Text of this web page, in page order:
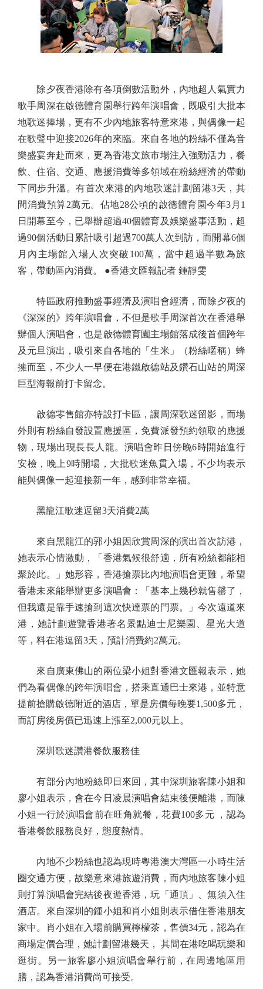
除夕夜香港除有各項倒數活動外，內地超人氣實力
歌手周深在啟德體育園舉行跨年演唱會，既吸引大批本
地歌迷捧場，更有不少內地旅客特意來港，與偶像一起
在歌聲中迎接2026年的來臨。來自各地的粉絲不僅為音
樂盛宴奔赴而來，更為香港文旅市場注入強勁活力，餐
飲、住宿、交通、應援消費等多領域在粉絲經濟的帶動
下同步升溫。有首次來港的內地歌迷計劃留港3天，其
間消費預算2萬元。佔地28公頃的啟德體育園今年3月1
日開幕至今，已舉辦超過40個體育及娛樂盛事活動，超
過90個活動日累計吸引超過700萬人次到訪，而開幕6個
月內主場館入場人次突破100萬，當中超過半數為旅
客，帶動區內消費。 ●香港文匯報記者 鍾靜雯
特區政府推動盛事經濟及演唱會經濟，而除夕夜的
《深深的》跨年演唱會，不但是歌手周深首次在香港舉
辦個人演唱會，也是啟德體育園主場館落成後首個跨年
及元旦演出，吸引來自各地的「生米」（粉絲暱稱）蜂
擁而至，不少人一早便在港鐵啟德站及鑽石山站的周深
巨型海報前打卡留念。
啟德零售館亦特設打卡區，讓周深歌迷留影，而場
外則有粉絲自發設置應援區，免費派發預約領取的應援
物，現場出現長長人龍。演唱會昨日傍晚6時開始進行
安檢，晚上9時開場，大批歌迷魚貫入場，不少均表示
能與偶像一起迎接新一年，感到非常幸福。
黑龍江歌迷逗留3天消費2萬
來自黑龍江的郭小姐因欣賞周深的演出首次訪港，
她表示心情激動，「香港氣候很舒適，所有粉絲都能相
聚於此。」她形容，香港搶票比內地演唱會更難，希望
香港未來能舉辦更多演唱會：「基本上幾秒就售罄了，
但我還是靠手速搶到這次快達票的門票。」今次遠道來
港，她計劃遊覽香港著名景點迪士尼樂園、星光大道
等，料在港逗留3天，預計消費約2萬元。
來自廣東佛山的兩位梁小姐對香港文匯報表示，她
們為看偶像的跨年演唱會，搭乘直通巴士來港，並特意
提前搶購啟德附近的酒店，單是房價每晚要1,500多元，
而訂房後房價已迅速上漲至2,000元以上。
深圳歌迷讚港餐飲服務佳
有部分內地粉絲即日來回，其中深圳旅客陳小姐和
廖小姐表示，會在今日凌晨演唱會結束後便離港，而陳
小姐一行於演唱會前在旺角就餐，花費100多元 ，認為
香港餐飲服務良好，態度熱情。
內地不少粉絲也認為現時粵港澳大灣區一小時生活
圈交通方便，故樂意來港旅遊消費，而內地旅客陳小姐
則打算演唱會完結後夜遊香港，玩「通頂」、無須入住
酒店。來自深圳的鍾小姐和肖小姐則表示借住香港朋友
家中。肖小姐在入場前購買檸檬茶，售價34元，認為在
商場定價合理，她計劃留港幾天， 其間在港吃喝玩樂和
逛街。另一旅客廖小姐演唱會舉行前，在周邊地區用
膳，認為香港消費尚可接受。